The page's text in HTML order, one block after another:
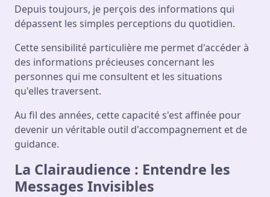
Depuis toujours, je perçois des informations qui
dépassent les simples perceptions du quotidien.
Cette sensibilité particulière me permet d'accéder à
des informations précieuses concernant les
personnes qui me consultent et les situations
qu'elles traversent.
Au fil des années, cette capacité s'est affinée pour
devenir un véritable outil d'accompagnement et de
guidance.
La Clairaudience : Entendre les
Messages Invisibles